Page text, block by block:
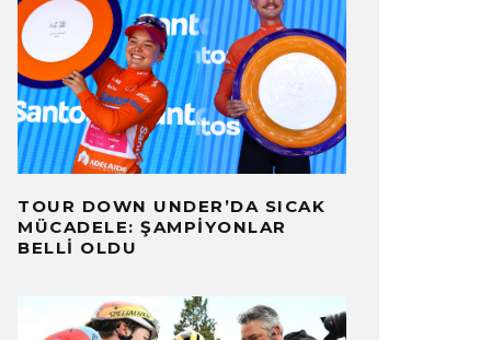
TOUR DOWN UNDER’DA SICAK
MÜCADELE: ŞAMPIYONLAR
BELLI OLDU